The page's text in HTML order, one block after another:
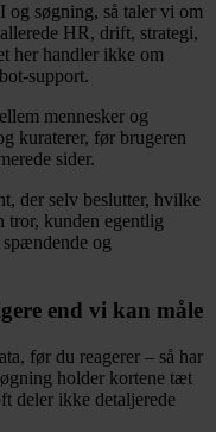
og søgning, så taler vi om
HR, drift, strategi,
her handler ikke om
support.
mennesker og
kuraterer, før brugeren
sider.
der selv beslutter, hvilke
tror, kunden egentlig
og
end vi kan måle
før du reagerer – så har
holder kortene tæt
deler ikke detaljerede